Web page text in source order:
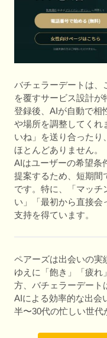
バチェラーデートは、
を覆すサービス設計
登録後、AIが自動で相
や場所を調整してくれ
いね」を送り合ったり
ほとんどありません。
AIはユーザーの希望条
提案するため、短期間
です。特に、「マッチ
い」「最初から直接会
支持を得ています。
ペアーズは出会いの実
ゆえに「飽き」「疲れ
方、バチェラーデート
AIによる効率的な出会
半〜30代の忙しい世代